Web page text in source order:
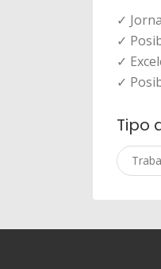
✓
✓
✓
✓
Tipo